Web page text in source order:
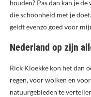
houden? Pas dan kan je
die schoonheid met je
geldt evenzo goed voor
Nederland op zijn
Rick Kloekke kon het dan
regen, voor wolken en
natuurgebieden te